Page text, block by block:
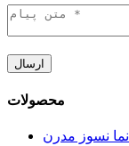
ارسال
محصولات
نما نسوز مدرن